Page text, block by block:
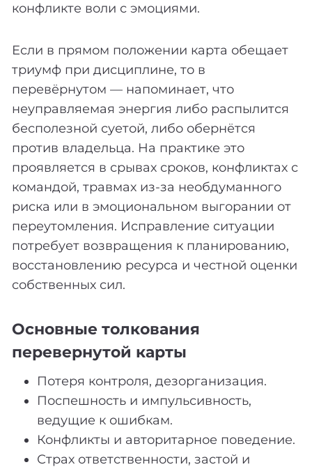
конфликте воли с эмоциями.
Если в прямом положении карта обещает
триумф при дисциплине, то в
перевёрнутом — напоминает, что
неуправляемая энергия либо распылится
бесполезной суетой, либо обернётся
против владельца. На практике это
проявляется в срывах сроков, конфликтах с
командой, травмах из-за необдуманного
риска или в эмоциональном выгорании от
переутомления. Исправление ситуации
потребует возвращения к планированию,
восстановлению ресурса и честной оценки
собственных сил.
Основные толкования
перевернутой карты
Потеря контроля, дезорганизация.
Поспешность и импульсивность,
ведущие к ошибкам.
Конфликты и авторитарное поведение.
Страх ответственности, застой и